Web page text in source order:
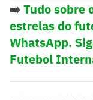
➡️Tudo sobre
estrelas do
WhatsApp.
Futebol